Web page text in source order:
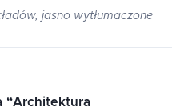
jasno wytłumaczone
“Architektura